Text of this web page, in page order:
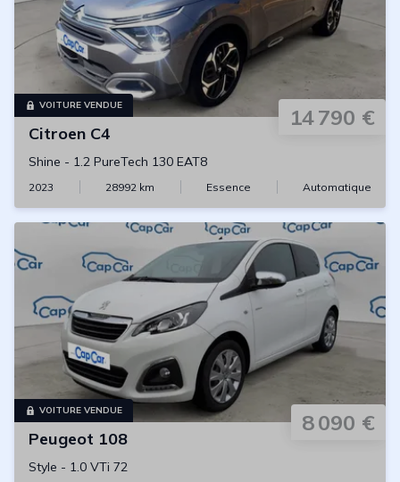
VOITURE VENDUE 14 790 €
Citroen C4
Shine - 1.2 PureTech 130 EAT8
2023 28992 km Essence Automatique
VOITURE VENDUE 8 090 €
Peugeot 108
Style - 1.0 VTi 72